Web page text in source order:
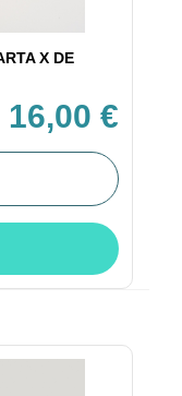
X DE
16,00 €